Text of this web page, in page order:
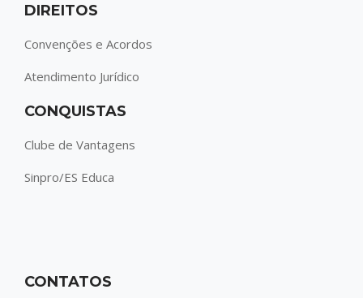
DIREITOS
Convenções e Acordos
Atendimento Jurídico
CONQUISTAS
Clube de Vantagens
Sinpro/ES Educa
CONTATOS